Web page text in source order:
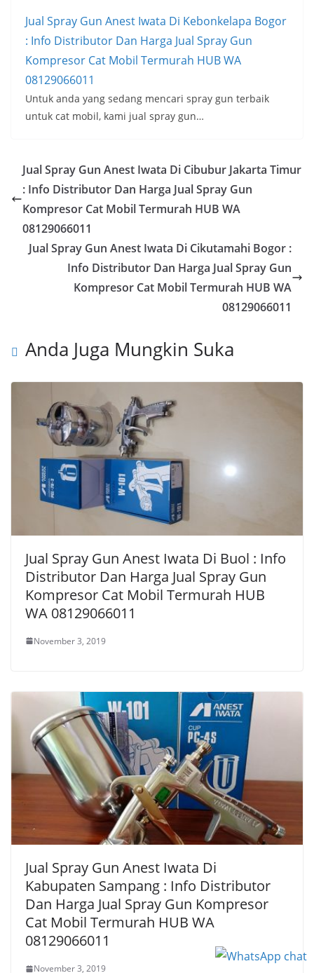
Jual Spray Gun Anest Iwata Di Kebonkelapa Bogor
: Info Distributor Dan Harga Jual Spray Gun
Kompresor Cat Mobil Termurah HUB WA
08129066011
Untuk anda yang sedang mencari spray gun terbaik
untuk cat mobil, kami jual spray gun…
Jual Spray Gun Anest Iwata Di Cibubur Jakarta Timur
: Info Distributor Dan Harga Jual Spray Gun
Kompresor Cat Mobil Termurah HUB WA
08129066011
Jual Spray Gun Anest Iwata Di Cikutamahi Bogor :
Info Distributor Dan Harga Jual Spray Gun
Kompresor Cat Mobil Termurah HUB WA
08129066011
Anda Juga Mungkin Suka
Jual Spray Gun Anest Iwata Di Buol : Info
Distributor Dan Harga Jual Spray Gun
Kompresor Cat Mobil Termurah HUB
WA 08129066011
November 3, 2019
Jual Spray Gun Anest Iwata Di
Kabupaten Sampang : Info Distributor
Dan Harga Jual Spray Gun Kompresor
Cat Mobil Termurah HUB WA
08129066011
November 3, 2019